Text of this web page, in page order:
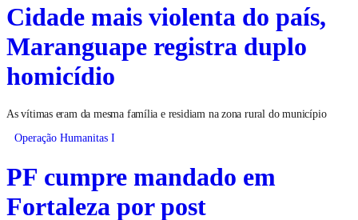
Cidade mais violenta do país,
Maranguape registra duplo
homicídio
As vítimas eram da mesma família e residiam na zona rural do município
Operação Humanitas I
PF cumpre mandado em
Fortaleza por post